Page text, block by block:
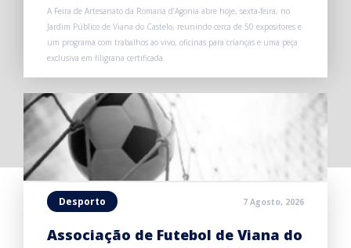
A Feira de Artesanato da Romaria d’Agonia abre hoje, sexta-feira, no
Jardim Público de Viana do Castelo, reunindo cerca de 50 expositores e
um programa com trabalhos ao vivo, oficinas para crianças e uma peça
exclusiva em filigrana certificada.
Desporto 7 Agosto, 2026
Associação de Futebol de Viana do